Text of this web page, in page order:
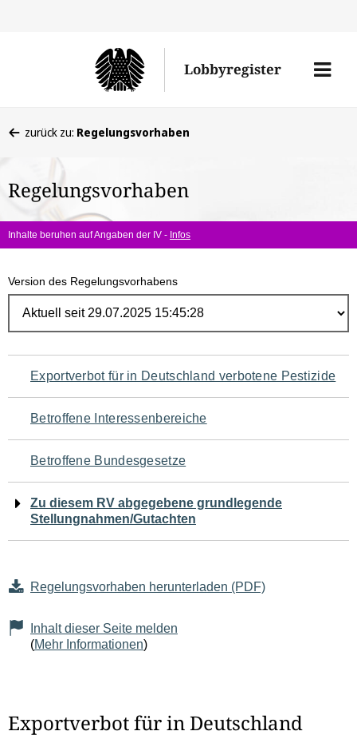
Lobbyregister
Menü
befinden
hier:
zurück zu: Regelungsvorhaben
Regelungsvorhaben
Inhalte beruhen auf Angaben der IV - Infos
Version des Regelungsvorhabens
Navigation
für
den
Seiteninhalt
Exportverbot für in Deutschland verbotene Pestizide
Betroffene Interessenbereiche
Betroffene Bundesgesetze
Zu diesem RV abgegebene grundlegende
Stellungnahmen/Gutachten
Regelungsvorhaben herunterladen (PDF)
Inhalt dieser Seite melden
(Mehr Informationen)
Exportverbot für in Deutschland